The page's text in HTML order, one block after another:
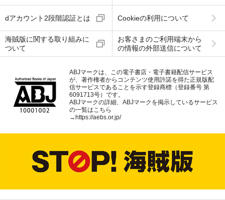
dアカウント2段階認証とは Cookieの利用について
海賊版に関する取り組みに
ついて
お客さまのご利用端末から
の情報の外部送信について
ABJマークは、この電子書店・電子書籍配信サービス
が、著作権者からコンテンツ使用許諾を得た正規版配
信サービスであることを示す登録商標（登録番号 第
6091713号）です。
ABJマークの詳細、ABJマークを掲示しているサービス
の一覧はこちら
→ https://aebs.or.jp/